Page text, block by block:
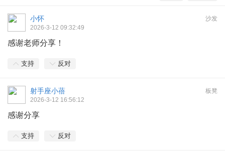
沙发
小怀
2026-3-12 09:32:49
感谢老师分享！
支持 反对
板凳
射手座小蓓
2026-3-12 16:56:12
感谢分享
支持 反对